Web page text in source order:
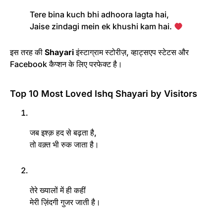
Tere bina kuch bhi adhoora lagta hai,
Jaise zindagi mein ek khushi kam hai.
इस तरह की Shayariइंस्टाग्राम स्टोरीज़, व्हाट्सएप स्टेटस और
Facebook कैप्शन के लिए परफेक्ट है।
Top 10 Most Loved Ishq Shayari by Visitors
जब इश्क़ हद से बढ़ता है,
तो वक़्त भी रुक जाता है।
तेरे ख्यालों में ही कहीं
मेरी ज़िंदगी गुजर जाती है।